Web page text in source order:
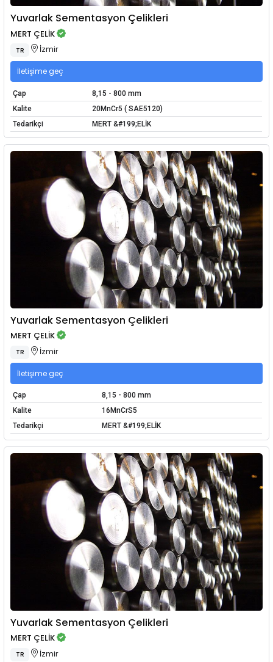
Yuvarlak Sementasyon Çelikleri
MERT ÇELİK
TR İzmir
İletişime geç
Çap
8,15 - 800 mm
Kalite
20MnCr5 ( SAE5120)
Tedarikçi
MERT &#199;ELİK
Yuvarlak Sementasyon Çelikleri
MERT ÇELİK
TR İzmir
İletişime geç
Çap
8,15 - 800 mm
Kalite
16MnCrS5
Tedarikçi
MERT &#199;ELİK
Yuvarlak Sementasyon Çelikleri
MERT ÇELİK
TR İzmir